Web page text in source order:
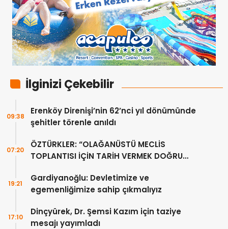
İlginizi Çekebilir
Erenköy Direnişi’nin 62’nci yıl dönümünde
şehitler törenle anıldı
09:38
ÖZTÜRKLER: “OLAĞANÜSTÜ MECLİS
TOPLANTISI İÇİN TARİH VERMEK DOĞRU
07:20
Gardiyanoğlu: Devletimize ve
egemenliğimize sahip çıkmalıyız
19:21
Dinçyürek, Dr. Şemsi Kazım için taziye
mesajı yayımladı
17:10